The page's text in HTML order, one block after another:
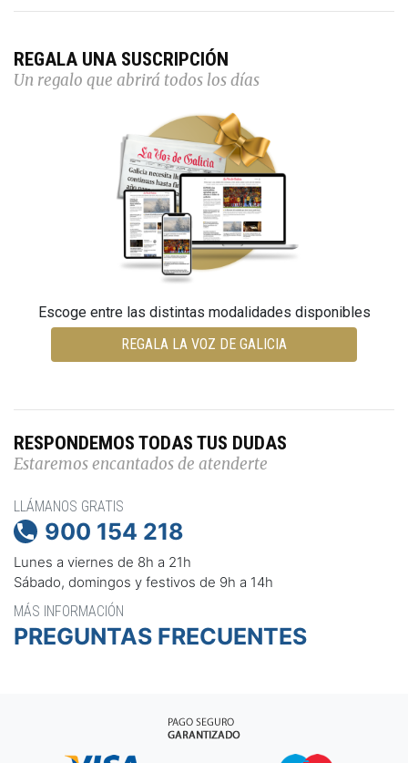
REGALA UNA SUSCRIPCIÓN
Un regalo que abrirá todos los días
Escoge entre las distintas modalidades disponibles
REGALA LA VOZ DE GALICIA
RESPONDEMOS TODAS TUS DUDAS
Estaremos encantados de atenderte
LLÁMANOS GRATIS
 900 154 218
Lunes a viernes de 8h a 21h
Sábado, domingos y festivos de 9h a 14h
MÁS INFORMACIÓN
PREGUNTAS FRECUENTES